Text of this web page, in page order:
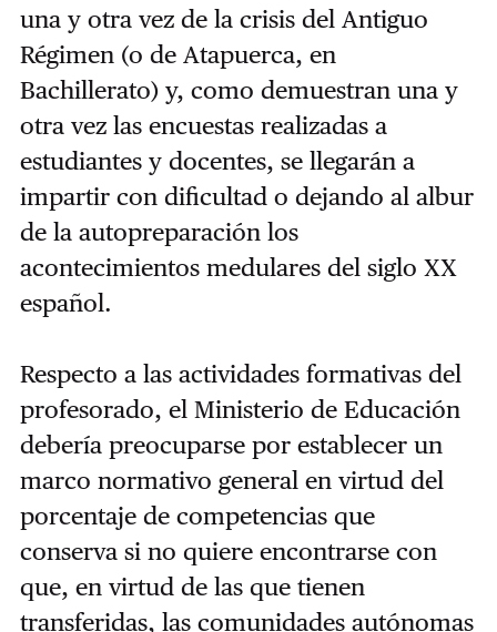
una y otra vez de la crisis del Antiguo
Régimen (o de Atapuerca, en
Bachillerato) y, como demuestran una y
otra vez las encuestas realizadas a
estudiantes y docentes, se llegarán a
impartir con dificultad o dejando al albur
de la autopreparación los
acontecimientos medulares del siglo XX
español.
Respecto a las actividades formativas del
profesorado, el Ministerio de Educación
debería preocuparse por establecer un
marco normativo general en virtud del
porcentaje de competencias que
conserva si no quiere encontrarse con
que, en virtud de las que tienen
transferidas, las comunidades autónomas